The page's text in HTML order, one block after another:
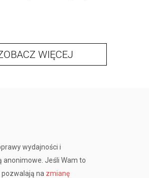
WIĘCEJ
wydajności i
Jeśli Wam to
na zmianę